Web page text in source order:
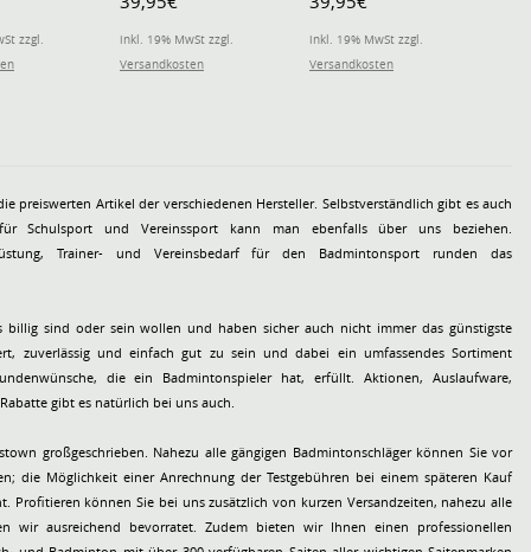
Extra Long -
2 Stück
zzgl.
Upper Leg Extra Long -
weiss - 2 Stück
inkl. 19% MwSt zzgl.
Versandkosten
Upper Leg Extra Long -
pink - 2 Stück
inkl. 19% MwSt zzgl.
Versandkosten
preiswerten Artikel der verschiedenen Hersteller. Selbstverständlich gibt es auch
für Schulsport und Vereinssport kann man ebenfalls über uns beziehen.
Trainer- und Vereinsbedarf für den Badmintonsport runden das
billig sind oder sein wollen und haben sicher auch nicht immer das günstigste
zuverlässig und einfach gut zu sein und dabei ein umfassendes Sortiment
die ein Badmintonspieler hat, erfüllt. Aktionen, Auslaufware,
gibt es natürlich bei uns auch.
großgeschrieben. Nahezu alle gängigen Badmintonschläger können Sie vor
die Möglichkeit einer Anrechnung der Testgebühren bei einem späteren Kauf
Profitieren können Sie bei uns zusätzlich von kurzen Versandzeiten, nahezu alle
wir ausreichend bevorratet. Zudem bieten wir Ihnen einen professionellen